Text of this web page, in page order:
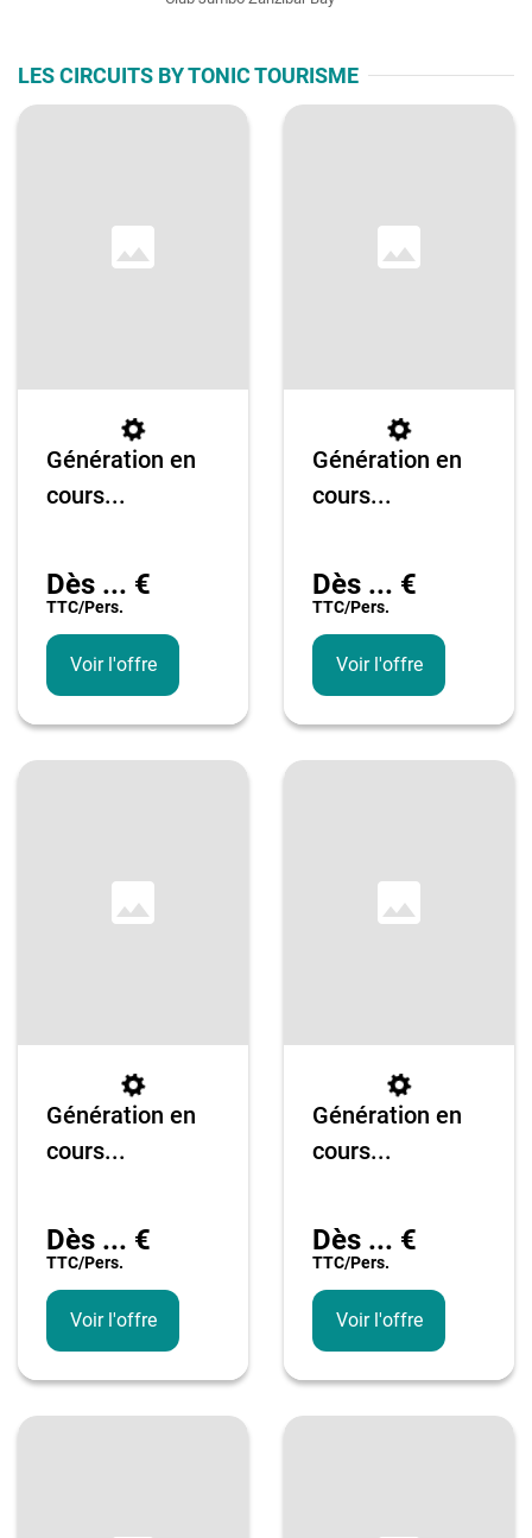
LES CIRCUITS BY TONIC TOURISME
Génération en
cours...
Dès ... €
TTC/pers.
Voir l'offre
Génération en
cours...
Dès ... €
TTC/pers.
Voir l'offre
Génération en
cours...
Dès ... €
TTC/pers.
Voir l'offre
Génération en
cours...
Dès ... €
TTC/pers.
Voir l'offre